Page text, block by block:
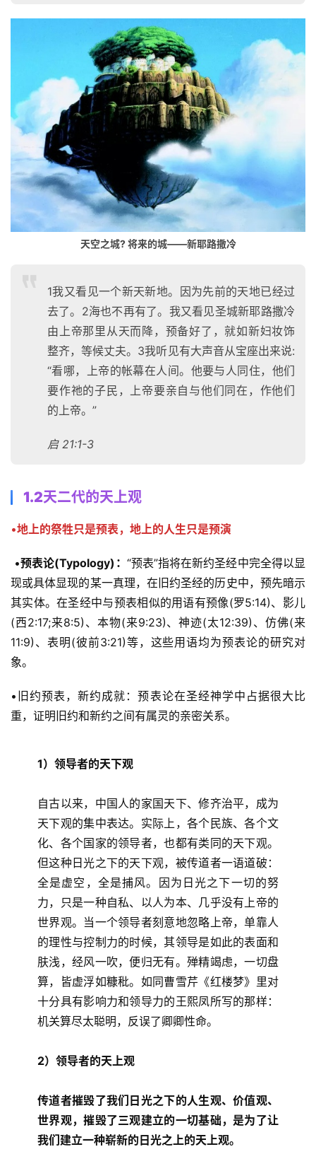
天空之城? 将来的城——新耶路撒冷
1我又看见一个新天新地。因为先前的天地已经过
去了。2海也不再有了。我又看见圣城新耶路撒冷
由上帝那里从天而降，预备好了，就如新妇妆饰
整齐，等候丈夫。3我听见有大声音从宝座出来说:
“看哪，上帝的帐幕在人间。他要与人同住，他们
要作祂的子民，上帝要亲自与他们同在，作他们
的上帝。”
启 21:1-3
1.2天二代的天上观
•地上的祭牲只是预表，地上的人生只是预演
•预表论(Typology)： “预表”指将在新约圣经中完全得以显
现或具体显现的某一真理，在旧约圣经的历史中，预先暗示
其实体。在圣经中与预表相似的用语有预像(罗5:14)、影儿
(西2:17;来8:5)、本物(来9:23)、神迹(太12:39)、仿佛(来
11:9)、表明(彼前3:21)等，这些用语均为预表论的研究对
象。
•旧约预表，新约成就：预表论在圣经神学中占据很大比
重，证明旧约和新约之间有属灵的亲密关系。
1）领导者的天下观
自古以来，中国人的家国天下、修齐治平，成为
天下观的集中表达。实际上，各个民族、各个文
化、各个国家的领导者，也都有类同的天下观。
但这种日光之下的天下观，被传道者一语道破：
全是虚空，全是捕风。因为日光之下一切的努
力，只是一种自私、以人为本、几乎没有上帝的
世界观。当一个领导者刻意地忽略上帝，单靠人
的理性与控制力的时候，其领导是如此的表面和
肤浅，经风一吹，便归无有。殚精竭虑，一切盘
算，皆虚浮如糠秕。如同曹雪芹《红楼梦》里对
十分具有影响力和领导力的王熙凤所写的那样：
机关算尽太聪明，反误了卿卿性命。
2）领导者的天上观
传道者摧毁了我们日光之下的人生观、价值观、
世界观，摧毁了三观建立的一切基础，是为了让
我们建立一种崭新的日光之上的天上观。